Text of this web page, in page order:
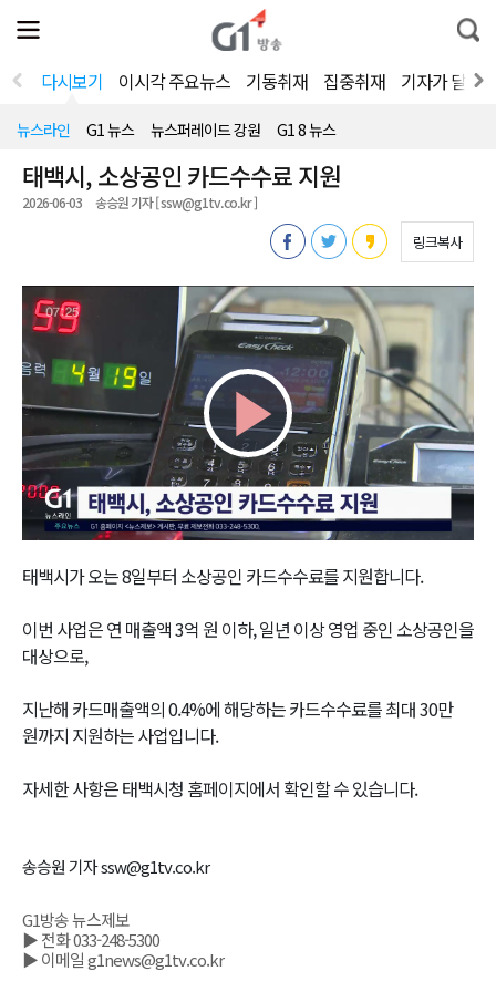
전
체
뉴
열
통
합
색
다시보기 이시각 주요뉴스 기동취재 집중취재 기자가 달려
뉴스라인 G1 뉴스 뉴스퍼레이드 강원 G1 8 뉴스
태백시, 소상공인 카드수수료 지원
2026-06-03 송승원 기자 [ ssw@g1tv.co.kr ]
링크복사
Play
Video
태백시가 오는 8일부터 소상공인 카드수수료를 지원합니다.
이번 사업은 연 매출액 3억 원 이하, 일년 이상 영업 중인 소상공인을
대상으로,
지난해 카드매출액의 0.4%에 해당하는 카드수수료를 최대 30만
원까지 지원하는 사업입니다.
자세한 사항은 태백시청 홈페이지에서 확인할 수 있습니다.
송승원 기자 ssw@g1tv.co.kr
G1방송 뉴스제보
▶ 전화 033-248-5300
▶ 이메일 g1news@g1tv.co.kr